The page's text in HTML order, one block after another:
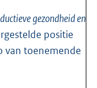
gezondheid en
positie
van toenemende